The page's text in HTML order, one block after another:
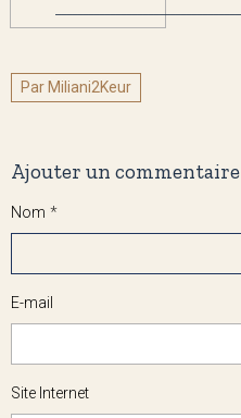
Par Miliani2Keur
Ajouter un commentaire
Nom
E-mail
Site Internet